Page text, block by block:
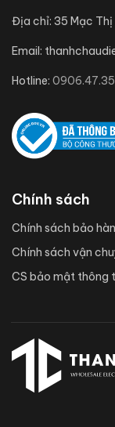
Địa chỉ: 35 Mạc Thị
Email:
Hotline:
Chính sách
Chính sách bảo
Chính sách vận
CS bảo mật thông